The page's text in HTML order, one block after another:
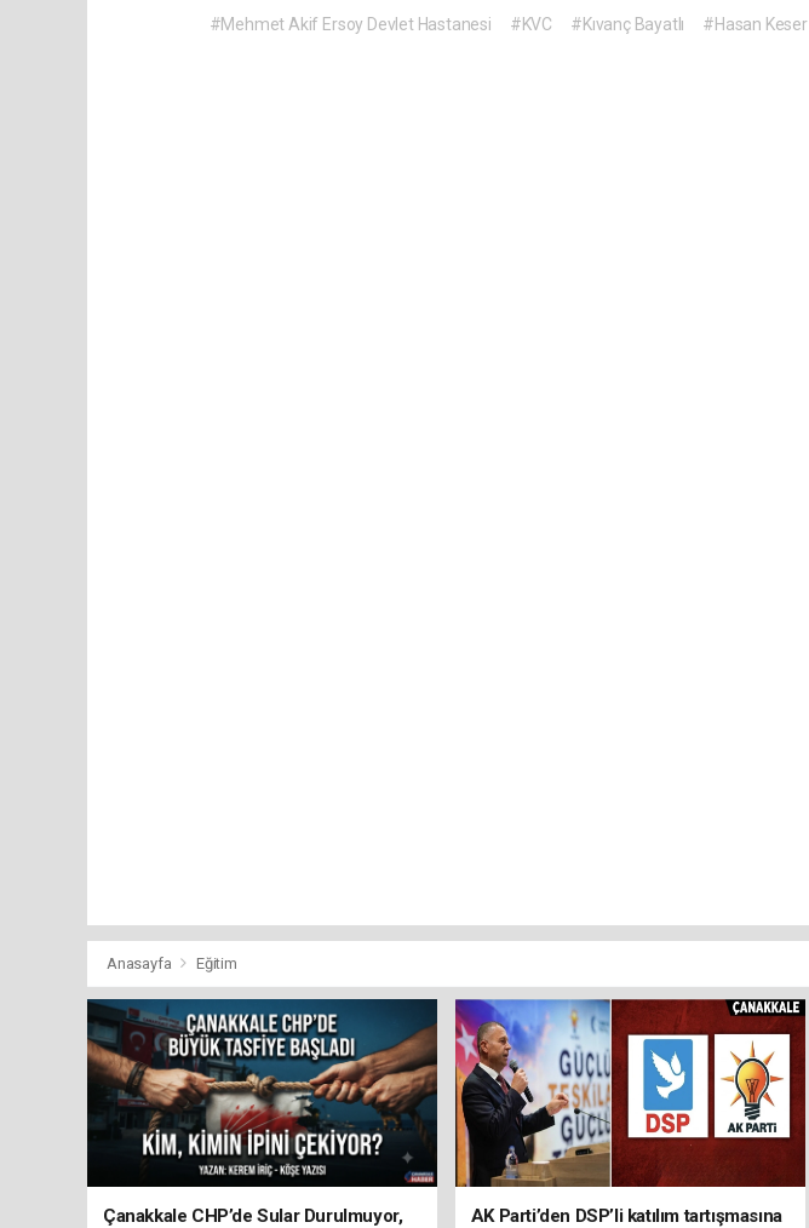
#Mehmet Akif Ersoy Devlet Hastanesi #KVC #Kıvanç Bayatlı #Hasan Keser
Anasayfa Eğitim
Çanakkale CHP’de Sular Durulmuyor,
AK Parti’den DSP’li katılım tartışmasına